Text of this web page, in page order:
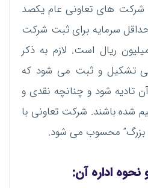
شرکت های تعاونی عام یکصد
سرمایه برای ثبت شرکت
ریال است. لازم به ذکر
تشکیل و ثبت می شود که
تادیه شود و چنانچه نقدی و
شده باشند. شرکت تعاونی با
اداره آن: